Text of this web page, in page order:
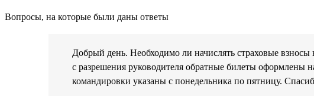
Вопросы, на которые были даны ответы
Добрый день. Необходимо ли начислять страховые
с разрешения руководителя обратные билеты оформлены
командировки указаны с понедельника по пятницу.